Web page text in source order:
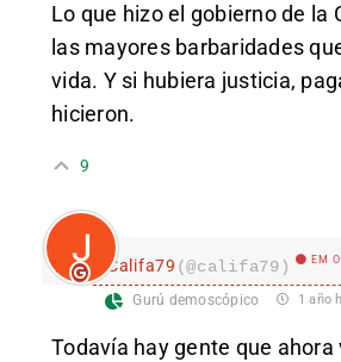
Lo que hizo el gobierno de la
las mayores barbaridades
vida. Y si hubiera justicia,
hicieron.
9
Califa79 (@califa79) EM
Gurú demoscópico 1 año
Todavía hay gente que ahora